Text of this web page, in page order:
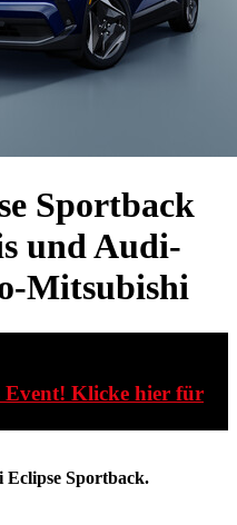
Sportback
und Audi-
Mitsubishi
Event! Klicke hier für
Eclipse Sportback.